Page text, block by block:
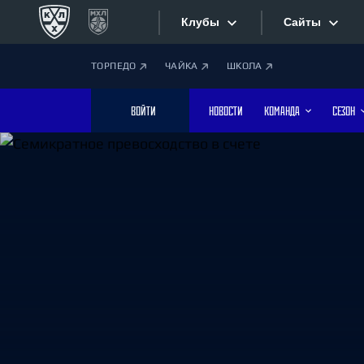
Клубы
Дивизион Боброва
Лада
Сайты
ТОРПЕДО ЧАЙКА ШКОЛА
ВОЙТИ НОВОСТИ КОМАНДА СЕЗОН